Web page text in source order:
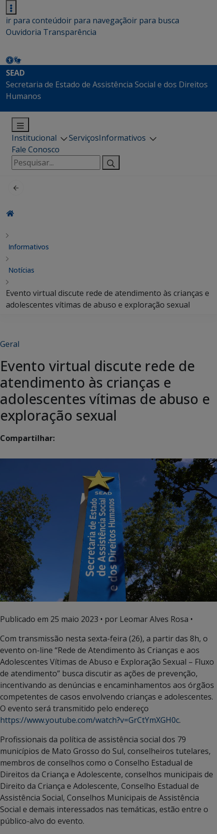
ir para conteúdoir para navegaçãoir para busca
Ouvidoria Transparência
SEAD
Secretaria de Estado de Assistência Social e dos Direitos
Humanos
Institucional ServiçosInformativos
Fale Conosco
Pesquisar
por:
Informativos
Notícias
Evento virtual discute rede de atendimento às crianças e
adolescentes vítimas de abuso e exploração sexual
Geral
Evento virtual discute rede de
atendimento às crianças e
adolescentes vítimas de abuso e
exploração sexual
Compartilhar:
Publicado em 25 maio 2023 • por Leomar Alves Rosa •
Com transmissão nesta sexta-feira (26), a partir das 8h, o
evento on-line “Rede de Atendimento às Crianças e aos
Adolescentes Vítimas de Abuso e Exploração Sexual – Fluxo
de atendimento” busca discutir as ações de prevenção,
incentivando as denúncias e encaminhamentos aos órgãos
competentes de casos envolvendo crianças e adolescentes.
O evento será transmitido pelo endereço
https://www.youtube.com/watch?v=GrCtYmXGH0c.
Profissionais da política de assistência social dos 79
municípios de Mato Grosso do Sul, conselheiros tutelares,
membros de conselhos como o Conselho Estadual de
Direitos da Criança e Adolescente, conselhos municipais de
Direito da Criança e Adolescente, Conselho Estadual de
Assistência Social, Conselhos Municipais de Assistência
Social e demais interessados nas temáticas, estão entre o
público-alvo do evento.